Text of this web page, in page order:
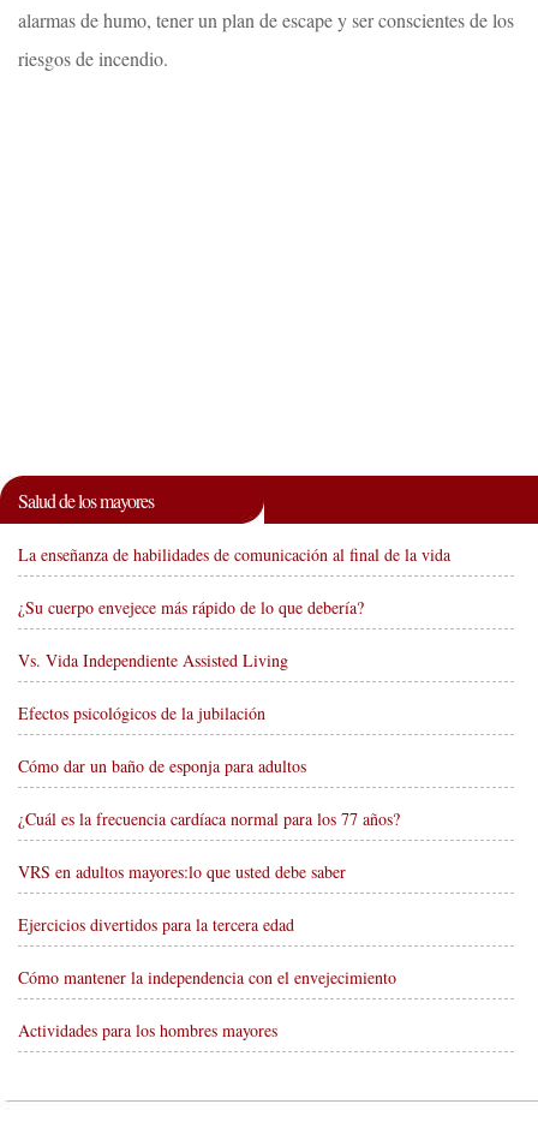
alarmas de humo, tener un plan de escape y ser conscientes de los
riesgos de incendio.
Salud de los mayores
La enseñanza de habilidades de comunicación al final de la vida
¿Su cuerpo envejece más rápido de lo que debería?
Vs. Vida Independiente Assisted Living
Efectos psicológicos de la jubilación
Cómo dar un baño de esponja para adultos
¿Cuál es la frecuencia cardíaca normal para los 77 años?
VRS en adultos mayores:lo que usted debe saber
Ejercicios divertidos para la tercera edad
Cómo mantener la independencia con el envejecimiento
Actividades para los hombres mayores